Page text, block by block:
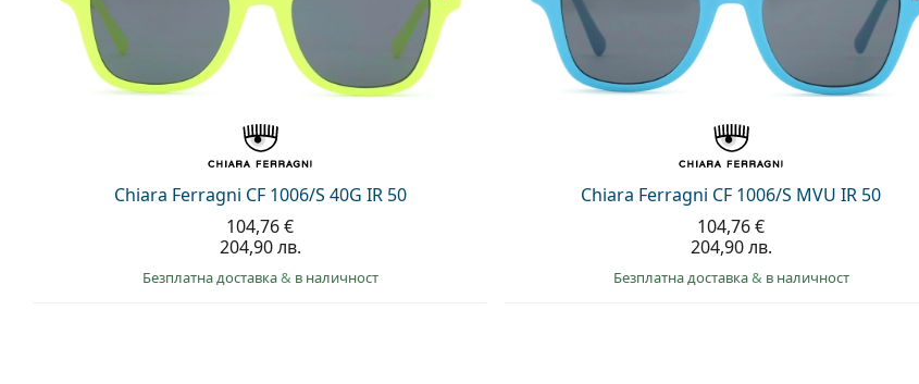
Chiara Ferragni CF 1006/S 40G IR 50
104,76 €
204,90 лв.
Безплатна доставка& в наличност
Chiara Ferragni CF 1006/S MVU IR 50
104,76 €
204,90 лв.
Безплатна доставка& в наличност